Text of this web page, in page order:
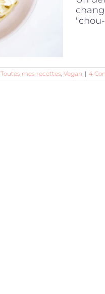
Toutes mes recettes, Vegan | 4